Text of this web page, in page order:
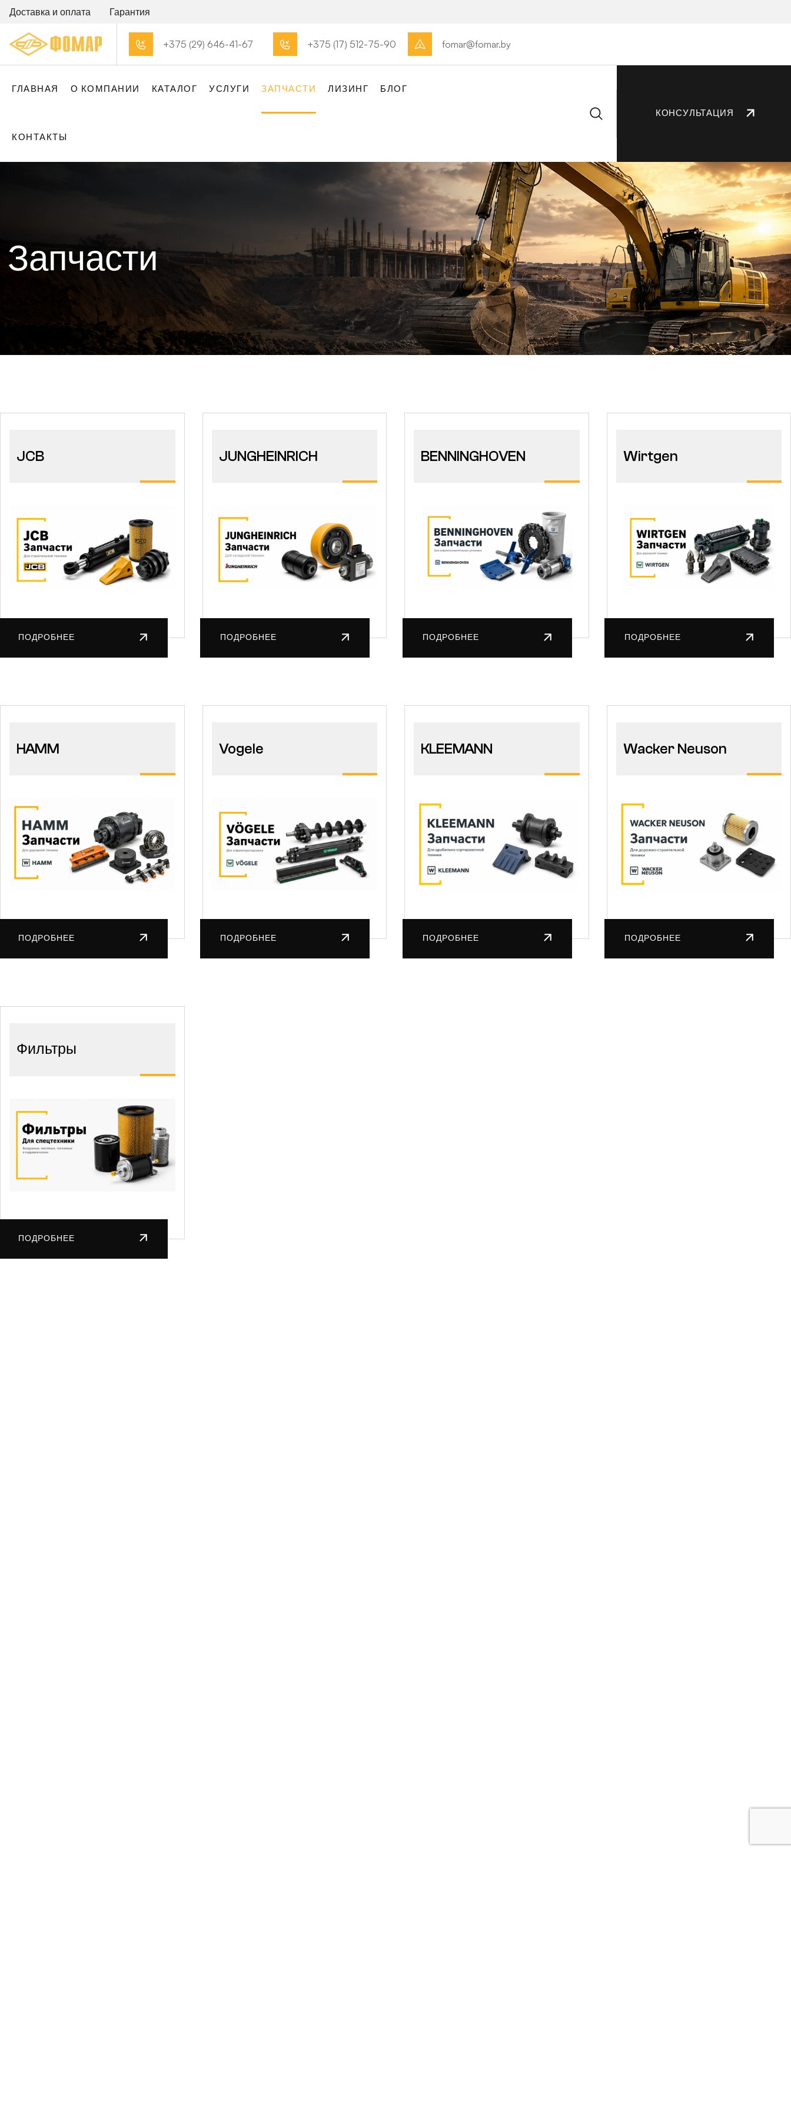
Доставка и оплата Гарантия
+375 (29) 646-41-67 +375 (17) 512-75-90 fomar@fomar.by
ГЛАВНАЯ О КОМПАНИИ КАТАЛОГ УСЛУГИ ЗАПЧАСТИ ЛИЗИНГ БЛОГ
КОНТАКТЫ
КОНСУЛЬТАЦИЯ
Запчасти
JCB
ПОДРОБНЕЕ
JUNGHEINRICH
ПОДРОБНЕЕ
BENNINGHOVEN
ПОДРОБНЕЕ
Wirtgen
ПОДРОБНЕЕ
HAMM
ПОДРОБНЕЕ
Vogele
ПОДРОБНЕЕ
KLEEMANN
ПОДРОБНЕЕ
Wacker Neuson
ПОДРОБНЕЕ
Фильтры
ПОДРОБНЕЕ